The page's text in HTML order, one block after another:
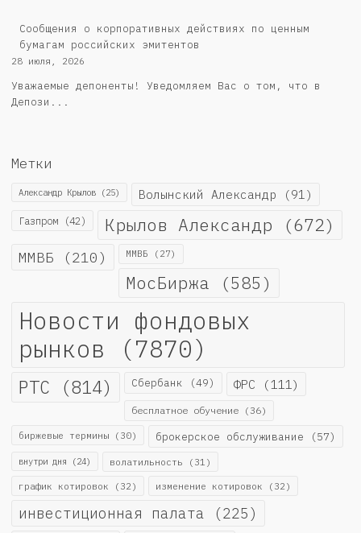
Cообщения о корпоративных действиях по ценным
бумагам российских эмитентов
28 июля, 2026
Уважаемые депоненты! Уведомляем Вас о том, что в
Депози...
Метки
Александр Крылов (25) Волынский Александр (91)
Газпром (42) Крылов Александр (672)
ММВБ (210) ММВБ (27)
МосБиржа (585)
Новости фондовых
рынков (7870)
РТС (814) Сбербанк (49) ФРС (111)
бесплатное обучение (36)
биржевые термины (30) брокерское обслуживание (57)
внутри дня (24) волатильность (31)
график котировок (32) изменение котировок (32)
инвестиционная палата (225)